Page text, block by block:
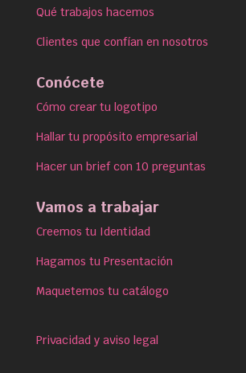
Qué trabajos hacemos
Clientes que confían en nosotros
Conócete
Cómo crear tu logotipo
Hallar tu propósito empresarial
Hacer un brief con 10 preguntas
Vamos a trabajar
Creemos tu Identidad
Hagamos tu Presentación
Maquetemos tu catálogo
Privacidad y aviso legal